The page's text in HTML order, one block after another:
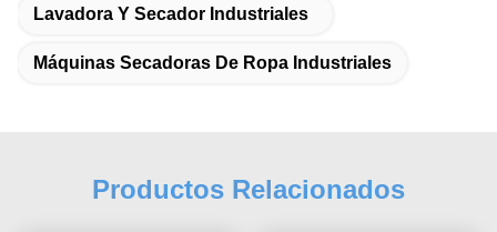
Lavadora Y Secador Industriales
Máquinas Secadoras De Ropa Industriales
Productos Relacionados